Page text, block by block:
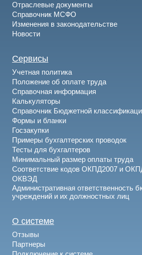
Отраслевые документы
Справочник МСФО
Изменения в законодательстве
Новости
Сервисы
Учетная политика
Положение об оплате труда
Справочная информация
Калькуляторы
Справочник Бюджетной
Формы и бланки
Госзакупки
Примеры бухгалтерских проводок
Тесты для бухгалтеров
Минимальный размер оплаты труда
Соответствие кодов ОКПД2007 и
ОКВЭД
Административная ответственность
учреждений и их должностных лиц
О системе
Отзывы
Партнеры